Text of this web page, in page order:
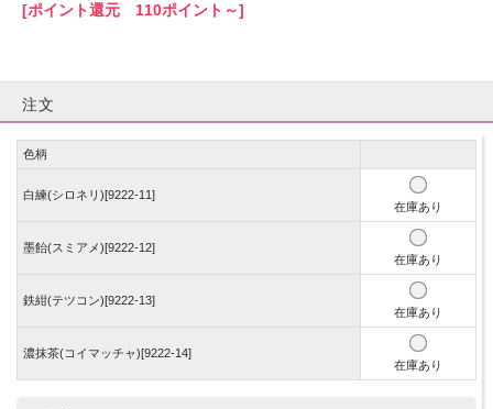
[ポイント還元 110ポイント～]
注文
色柄
白練(シロネリ)[9222-11]
在庫あり
墨飴(スミアメ)[9222-12]
在庫あり
鉄紺(テツコン)[9222-13]
在庫あり
濃抹茶(コイマッチャ)[9222-14]
在庫あり